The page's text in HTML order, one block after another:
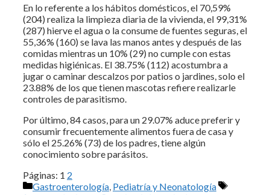
En lo referente a los hábitos domésticos, el 70,59%
(204) realiza la limpieza diaria de la vivienda, el 99,31%
(287) hierve el agua o la consume de fuentes seguras, el
55,36% (160) se lava las manos antes y después de las
comidas mientras un 10% (29) no cumple con estas
medidas higiénicas. El 38.75% (112) acostumbra a
jugar o caminar descalzos por patios o jardines, solo el
23.88% de los que tienen mascotas refiere realizarle
controles de parasitismo.
Por último, 84 casos, para un 29.07% aduce preferir y
consumir frecuentemente alimentos fuera de casa y
sólo el 25.26% (73) de los padres, tiene algún
conocimiento sobre parásitos.
Páginas: 1 2
Categorías
Gastroenterología Pediatría y Neonatología
Etiquetas